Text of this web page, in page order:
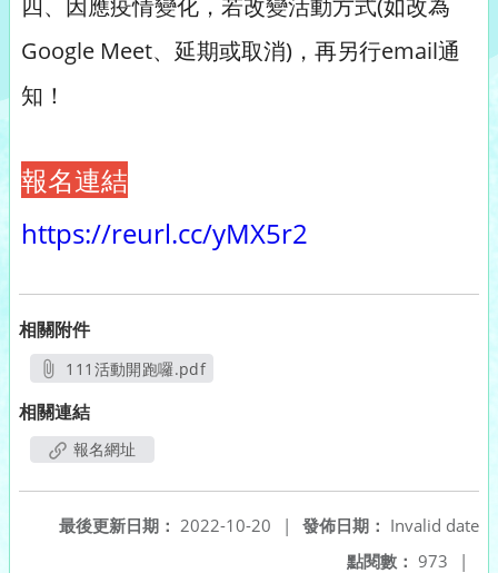
四、因應疫情變化，若改變活動方式(如改為
Google Meet、延期或取消)，再另行email通
知！
報名連結
https://reurl.cc/yMX5r2
相關附件
111活動開跑囉.pdf
相關連結
報名網址
發佈日期： Invalid date
最後更新日期： 2022-10-20
|
點閱數： 973 |